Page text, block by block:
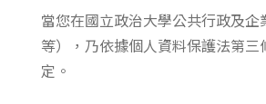
當您在國立政治大學公共行政及
等），乃依據個人資料保護法第
定。